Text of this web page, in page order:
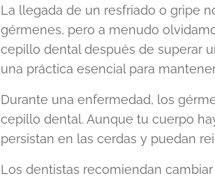
La llegada de un resfriado o gripe
gérmenes, pero a menudo
cepillo dental después de superar
una práctica esencial para
Durante una enfermedad, los
cepillo dental. Aunque tu cuerpo
persistan en las cerdas y puedan
Los dentistas recomiendan